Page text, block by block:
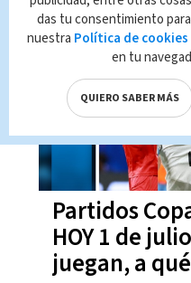
Partidos
HOY 1 de
juegan, a
09:49 01-07-2024
das tu consentimiento
nuestra Política de cookies
en tu
QUIERO SABER MÁS